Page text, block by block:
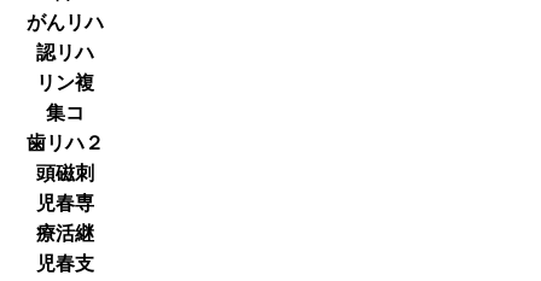
がんリハ
認リハ
リン複
集コ
歯リハ２
頭磁刺
児春専
療活継
児春支